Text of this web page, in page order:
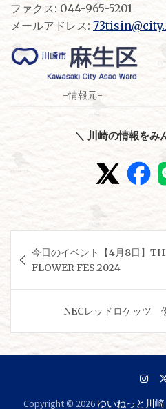
ファクス: 044-965-5201
メールアドレス:
-情報元-
＼ 川崎の情報をみ
稿
ナ
ゲ
ー
ョ
今日のイベント【4月8日】
FLOWER FES.2024
NECレッドロケッツ
Copyright © 2026 ゆいねっと川崎